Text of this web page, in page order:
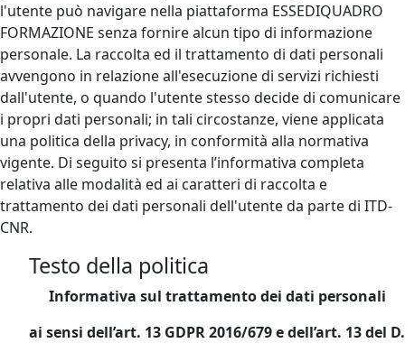
l'utente può navigare nella piattaforma ESSEDIQUADRO
FORMAZIONE senza fornire alcun tipo di informazione
personale. La raccolta ed il trattamento di dati personali
avvengono in relazione all'esecuzione di servizi richiesti
dall'utente, o quando l'utente stesso decide di comunicare
i propri dati personali; in tali circostanze, viene applicata
una politica della privacy, in conformità alla normativa
vigente. Di seguito si presenta l’informativa completa
relativa alle modalità ed ai caratteri di raccolta e
trattamento dei dati personali dell'utente da parte di ITD-
CNR.
Testo della politica
Informativa sul trattamento dei dati personali
ai sensi dell’art. 13 GDPR 2016/679 e dell’art. 13 del D.